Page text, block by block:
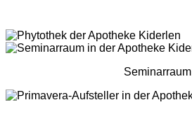
Seminarraum